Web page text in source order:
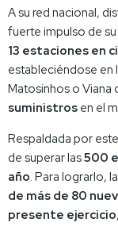
A su red nacional,
fuerte impulso de
13 estaciones en
estableciéndose
Matosinhos o Viana
suministros en el
Respaldada por
de superar las500
año. Para lograrlo,
de más de 80
presente ejercicio